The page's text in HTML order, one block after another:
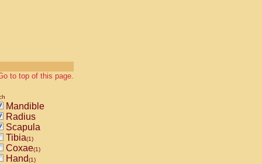
to top of this page.
Mandible
Radius
Scapula
Tibia(1)
Coxae(1)
Hand(1)